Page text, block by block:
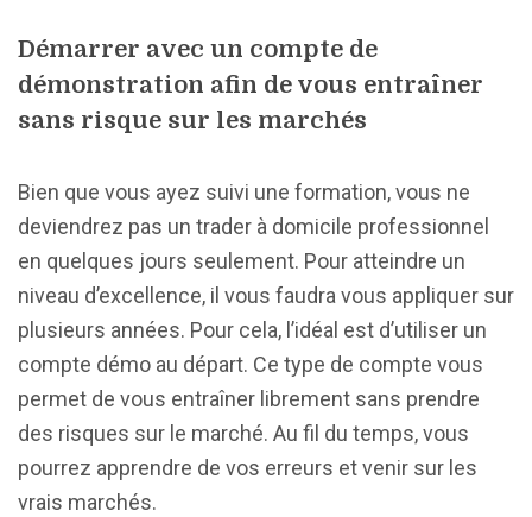
Démarrer avec un compte de
démonstration afin de vous entraîner
sans risque sur les marchés
Bien que vous ayez suivi une formation, vous ne
deviendrez pas un trader à domicile professionnel
en quelques jours seulement. Pour atteindre un
niveau d’excellence, il vous faudra vous appliquer sur
plusieurs années. Pour cela, l’idéal est d’utiliser un
compte démo au départ. Ce type de compte vous
permet de vous entraîner librement sans prendre
des risques sur le marché. Au fil du temps, vous
pourrez apprendre de vos erreurs et venir sur les
vrais marchés.